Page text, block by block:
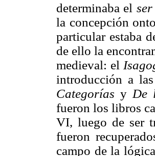
determinaba el ser
la concepción
particular estaba
de ello la
medieval: el
introducción a las
Categorías y De
fueron los libros
VI, luego de ser
fueron
campo de la